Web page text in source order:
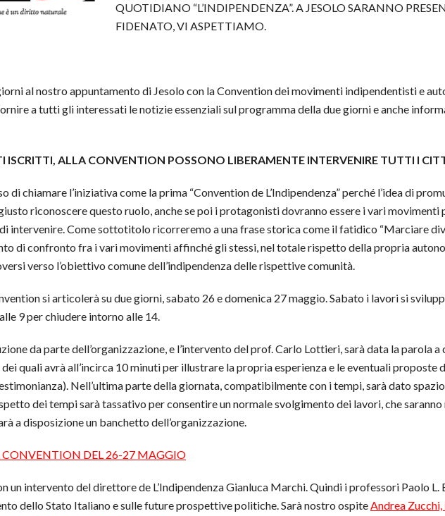
QUOTIDIANO “L’INDIPENDENZA”. A JESOLO SARANNO
FIDENATO, VI ASPETTIAMO.
al nostro appuntamento di Jesolo con la Convention dei movimenti indipendentisti e
a tutti gli interessati le notizie essenziali sul programma della due giorni e anche
ISCRITTI, ALLA CONVENTION POSSONO LIBERAMENTE INTERVENIRE TUTTI I
di chiamare l’iniziativa come la prima “Convention de L’Indipendenza” perché l’idea di
riconoscere questo ruolo, anche se poi i protagonisti dovranno essere i vari movimenti
intervenire. Come sottotitolo ricorreremo a una frase storica come il fatidico “Marciare
di confronto fra i vari movimenti affinché gli stessi, nel totale rispetto della propria
verso l’obiettivo comune dell’indipendenza delle rispettive comunità.
si articolerà su due giorni, sabato 26 e domenica 27 maggio. Sabato i lavori si
9 per chiudere intorno alle 14.
da parte dell’organizzazione, e l’intervento del prof. Carlo Lottieri, sarà data la
quali avrà all’incirca 10 minuti per illustrare la propria esperienza e le eventuali proposte
Nell’ultima parte della giornata, compatibilmente con i tempi, sarà dato
dei tempi sarà tassativo per consentire un normale svolgimento dei lavori, che
a disposizione un banchetto dell’organizzazione.
DEL 26-27 MAGGIO
un intervento del direttore de L’Indipendenza Gianluca Marchi. Quindi i professori Paolo
dello Stato Italiano e sulle future prospettive politiche. Sarà nostro ospiteAndrea Zucchi,